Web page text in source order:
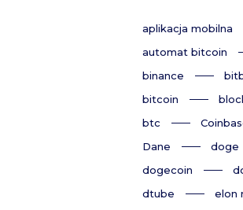
aplikacja mobilna
automat bitcoin
binance
bitcoin
btc
Dane
doge
dogecoin
dtube
elon